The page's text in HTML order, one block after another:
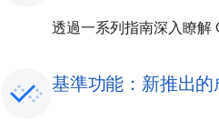
透過一系列指南深入瞭解
基準功能：新推出